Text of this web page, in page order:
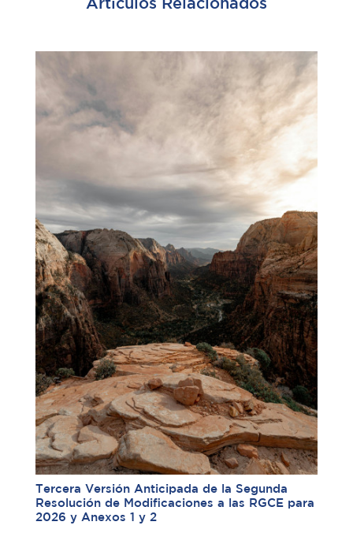
Artículos Relacionados
Tercera Versión Anticipada de la Segunda
Resolución de Modificaciones a las RGCE para
2026 y Anexos 1 y 2